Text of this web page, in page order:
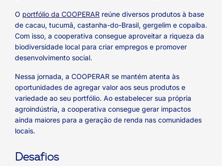
O portfólio da COOPERAR reúne diversos produtos à base
de cacau, tucumã, castanha-do-Brasil, gergelim e copaíba.
Com isso, a cooperativa consegue aproveitar a riqueza da
biodiversidade local para criar empregos e promover
desenvolvimento social.
Nessa jornada, a COOPERAR se mantém atenta às
oportunidades de agregar valor aos seus produtos e
variedade ao seu portfólio. Ao estabelecer sua própria
agroindústria, a cooperativa consegue gerar impactos
ainda maiores para a geração de renda nas comunidades
locais.
Desafios